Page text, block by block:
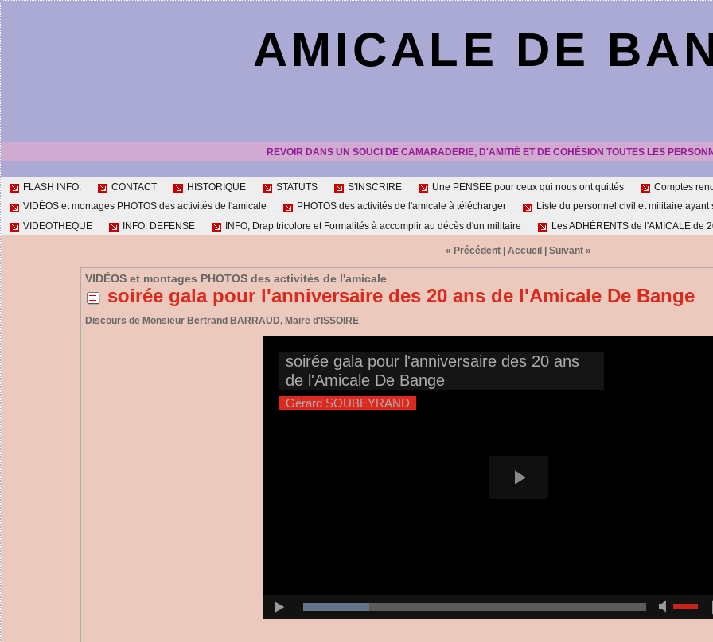
AMICALE DE
REVOIR DANS UN SOUCI DE CAMARADERIE, D'AMITIÉ ET DE COHÉSION TOUTES LES
FLASH INFO. CONTACT HISTORIQUE STATUTS S'INSCRIRE Une PENSEE pour ceux qui nous ont quittés Comptes
VIDÉOS et montages PHOTOS des activités de l'amicale
PHOTOS des activités de l'amicale à télécharger Liste du personnel civil et militaire ayant
VIDEOTHEQUE
INFO. DEFENSE INFO, Drap tricolore et Formalités à accomplir au décès d'un militaire Les ADHÉRENTS de l'AMICALE de
« Précédent Accueil Suivant »
VIDÉOS et montages PHOTOS des activités de l'amicale
soirée gala pour l'anniversaire des 20 ans de l'Amicale De Bange
Discours de Monsieur Bertrand BARRAUD, Maire d'ISSOIRE